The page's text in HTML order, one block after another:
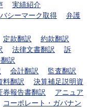
実績紹介
シーマーク取得
弁護
定款翻訳
約款翻訳
法律文書翻訳
訴
訳
会計翻訳
監査翻訳
料翻訳
決算補足説明資
券報告書翻訳
アニュア
コーポレート・ガバナン